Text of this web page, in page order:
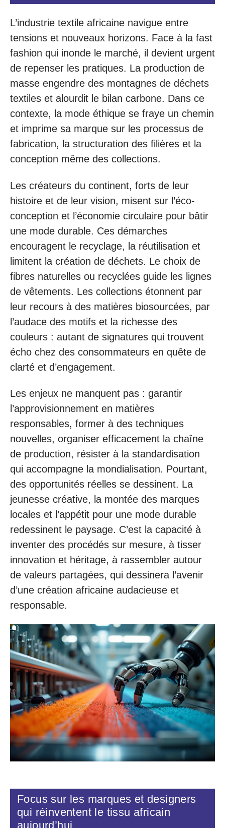
L’industrie textile africaine navigue entre
tensions et nouveaux horizons. Face à la fast
fashion qui inonde le marché, il devient urgent
de repenser les pratiques. La production de
masse engendre des montagnes de déchets
textiles et alourdit le bilan carbone. Dans ce
contexte, la mode éthique se fraye un chemin
et imprime sa marque sur les processus de
fabrication, la structuration des filières et la
conception même des collections.
Les créateurs du continent, forts de leur
histoire et de leur vision, misent sur l’éco-
conception et l’économie circulaire pour bâtir
une mode durable. Ces démarches
encouragent le recyclage, la réutilisation et
limitent la création de déchets. Le choix de
fibres naturelles ou recyclées guide les lignes
de vêtements. Les collections étonnent par
leur recours à des matières biosourcées, par
l’audace des motifs et la richesse des
couleurs : autant de signatures qui trouvent
écho chez des consommateurs en quête de
clarté et d’engagement.
Les enjeux ne manquent pas : garantir
l’approvisionnement en matières
responsables, former à des techniques
nouvelles, organiser efficacement la chaîne
de production, résister à la standardisation
qui accompagne la mondialisation. Pourtant,
des opportunités réelles se dessinent. La
jeunesse créative, la montée des marques
locales et l’appétit pour une mode durable
redessinent le paysage. C’est la capacité à
inventer des procédés sur mesure, à tisser
innovation et héritage, à rassembler autour
de valeurs partagées, qui dessinera l’avenir
d’une création africaine audacieuse et
responsable.
Focus sur les marques et designers
qui réinventent le tissu africain
aujourd’hui